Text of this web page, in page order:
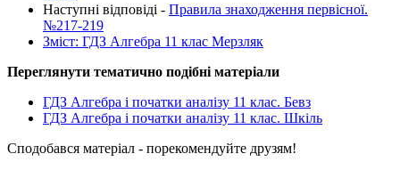
Наступні відповіді - Правила знаходження первісної.
№217-219
Зміст: ГДЗ Алгебра 11 клас Мерзляк
Переглянути тематично подібні матеріали
ГДЗ Алгебра і початки аналізу 11 клас. Бевз
ГДЗ Алгебра і початки аналізу 11 клас. Шкіль
Сподобався матеріал - порекомендуйте друзям!